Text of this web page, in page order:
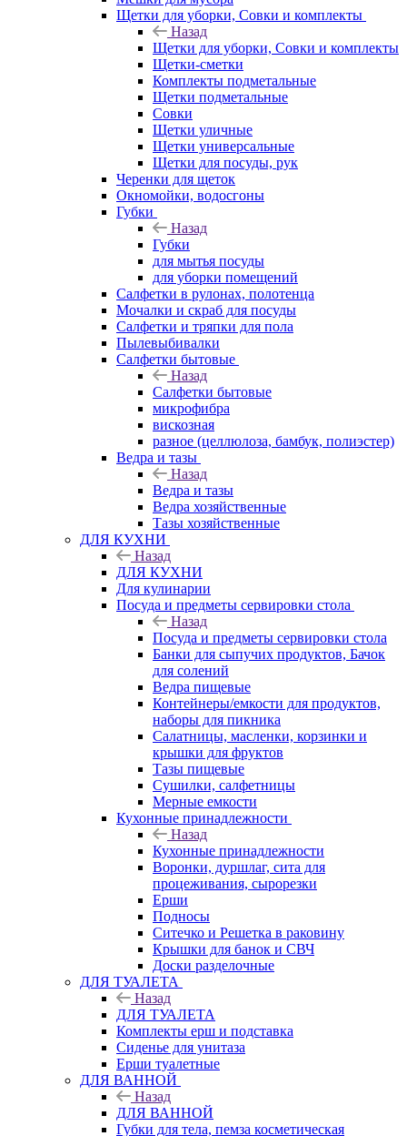
Щетки для уборки, Совки и комплекты
Назад
Щетки для уборки, Совки и комплекты
Щетки-сметки
Комплекты подметальные
Щетки подметальные
Совки
Щетки уличные
Щетки универсальные
Щетки для посуды, рук
Черенки для щеток
Окномойки, водосгоны
Губки
Назад
Губки
для мытья посуды
для уборки помещений
Салфетки в рулонах, полотенца
Мочалки и скраб для посуды
Салфетки и тряпки для пола
Пылевыбивалки
Салфетки бытовые
Назад
Салфетки бытовые
микрофибра
вискозная
разное (целлюлоза, бамбук, полиэстер)
Ведра и тазы
Назад
Ведра и тазы
Ведра хозяйственные
Тазы хозяйственные
ДЛЯ КУХНИ
Назад
ДЛЯ КУХНИ
Для кулинарии
Посуда и предметы сервировки стола
Назад
Посуда и предметы сервировки стола
Банки для сыпучих продуктов, Бачок
для солений
Ведра пищевые
Контейнеры/емкости для продуктов,
наборы для пикника
Салатницы, масленки, корзинки и
крышки для фруктов
Тазы пищевые
Сушилки, салфетницы
Мерные емкости
Кухонные принадлежности
Назад
Кухонные принадлежности
Воронки, дуршлаг, сита для
процеживания, сырорезки
Ерши
Подносы
Ситечко и Решетка в раковину
Крышки для банок и СВЧ
Доски разделочные
ДЛЯ ТУАЛЕТА
Назад
ДЛЯ ТУАЛЕТА
Комплекты ерш и подставка
Сиденье для унитаза
Ерши туалетные
ДЛЯ ВАННОЙ
Назад
ДЛЯ ВАННОЙ
Губки для тела, пемза косметическая